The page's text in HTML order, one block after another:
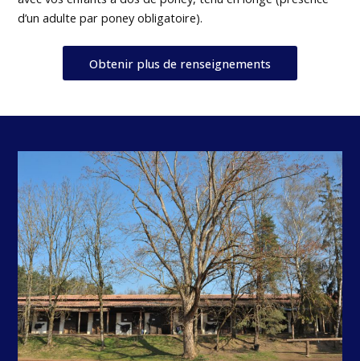
d’un adulte par poney obligatoire).
Obtenir plus de renseignements